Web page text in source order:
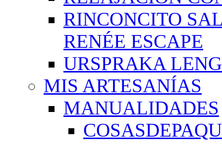
RINCONCITO
RENÉE ESCAPE
URSPRAKA
MIS ARTESANÍAS
MANUALIDADES